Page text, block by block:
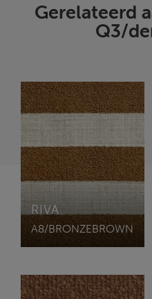
Gerelateerd
Q3/
RIVA
A8/BRONZEBROWN